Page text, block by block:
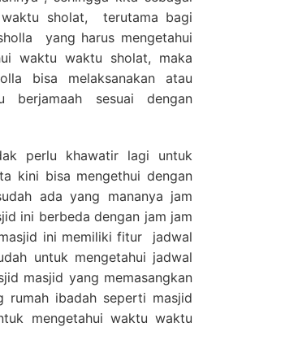
waktu sholat, terutama bagi
yang harus mengetahui
waktu waktu sholat, maka
bisa melaksanakan atau
berjamaah sesuai dengan
perlu khawatir lagi untuk
kini bisa mengethui dengan
ada yang mananya jam
ini berbeda dengan jam jam
ini memiliki fitur jadwal
untuk mengetahui jadwal
masjid yang memasangkan
rumah ibadah seperti masjid
mengetahui waktu waktu